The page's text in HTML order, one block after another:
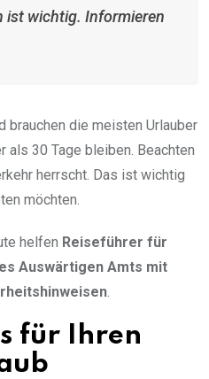
ist wichtig. Informieren
brauchen die meisten Urlauber
als 30 Tage bleiben. Beachten
herrscht. Das ist wichtig
möchten.
helfen Reiseführer für
Auswärtigen Amts mit
für Ihren